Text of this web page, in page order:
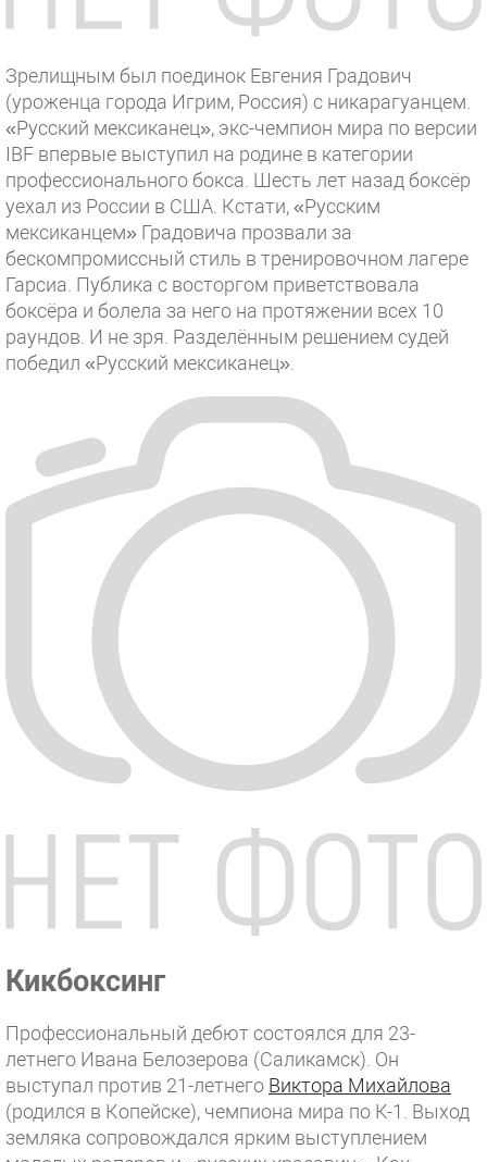
Зрелищным был поединок Евгения Градович
(уроженца города Игрим, Россия) с никарагуанцем.
«Русский мексиканец», экс-чемпион мира по версии
IBF впервые выступил на родине в категории
профессионального бокса. Шесть лет назад боксёр
уехал из России в США. Кстати, «Русским
мексиканцем» Градовича прозвали за
бескомпромиссный стиль в тренировочном лагере
Гарсиа. Публика с восторгом приветствовала
боксёра и болела за него на протяжении всех 10
раундов. И не зря. Разделённым решением судей
победил «Русский мексиканец».
Кикбоксинг
Профессиональный дебют состоялся для 23-
летнего Ивана Белозерова (Саликамск). Он
выступал против 21-летнего Виктора Михайлова
(родился в Копейске), чемпиона мира по К-1. Выход
земляка сопровождался ярким выступлением